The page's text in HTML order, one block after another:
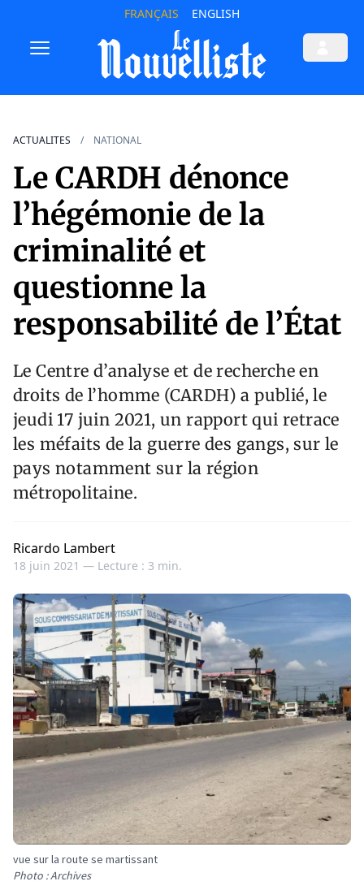
FRANÇAIS ENGLISH
ACTUALITES NATIONAL
Le CARDH dénonce
l’hégémonie de la
criminalité et
questionne la
responsabilité de l’État
Le Centre d’analyse et de recherche en
droits de l’homme (CARDH) a publié, le
jeudi 17 juin 2021, un rapport qui retrace
les méfaits de la guerre des gangs, sur le
pays notamment sur la région
métropolitaine.
Ricardo Lambert
18 juin 2021 — Lecture : 3 min.
vue sur la route se martissant
Photo : Archives